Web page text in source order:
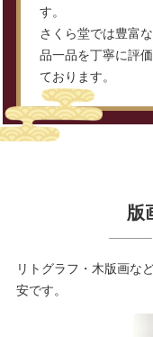
す。
さくら堂では豊富
品一品を丁寧に評
ております。
版
リトグラフ・木版画な
安です。